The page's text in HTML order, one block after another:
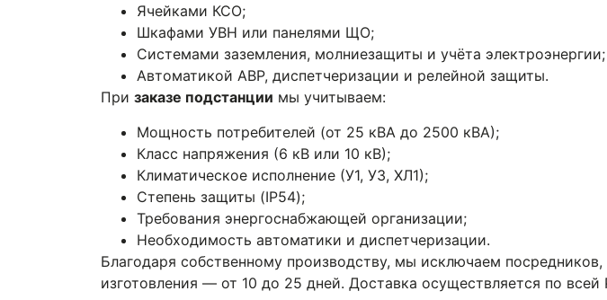
Ячейками КСО;
Шкафами УВН или панелями ЩО;
Системами заземления, молниезащиты и учёта электроэнергии;
Автоматикой АВР, диспетчеризации и релейной защиты.
При заказе подстанции мы учитываем:
Мощность потребителей (от 25 кВА до 2500 кВА);
Класс напряжения (6 кВ или 10 кВ);
Климатическое исполнение (У1, У3, ХЛ1);
Степень защиты (IP54);
Требования энергоснабжающей организации;
Необходимость автоматики и диспетчеризации.
Благодаря собственному производству, мы исключаем
изготовления — от 10 до 25 дней. Доставка осуществляется по